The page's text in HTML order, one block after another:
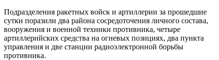
Подразделения ракетных войск и артиллерии за прошедшие
сутки поразили два района сосредоточения личного состава,
вооружения и военной техники противника, четыре
артиллерийских средства на огневых позициях, два пункта
управления и две станции радиоэлектронной борьбы
противника.